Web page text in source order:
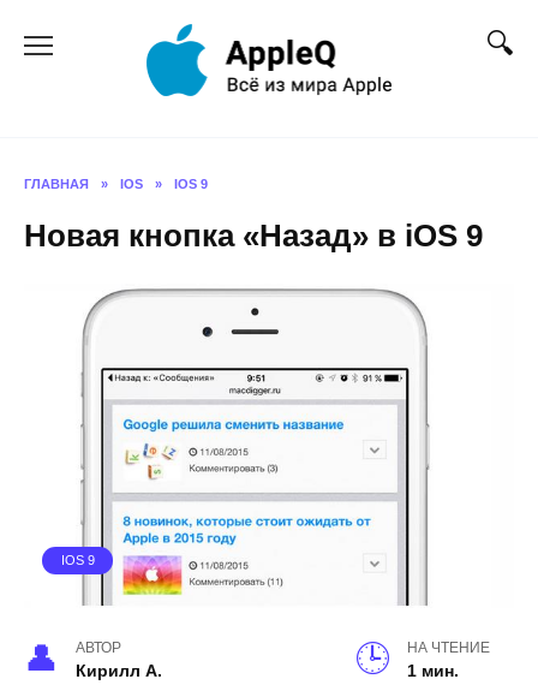
ГЛАВНАЯ » IOS » IOS 9
Новая кнопка «Назад» в iOS 9
IOS 9
АВТОР
Кирилл А.
НА ЧТЕНИЕ
1 мин.